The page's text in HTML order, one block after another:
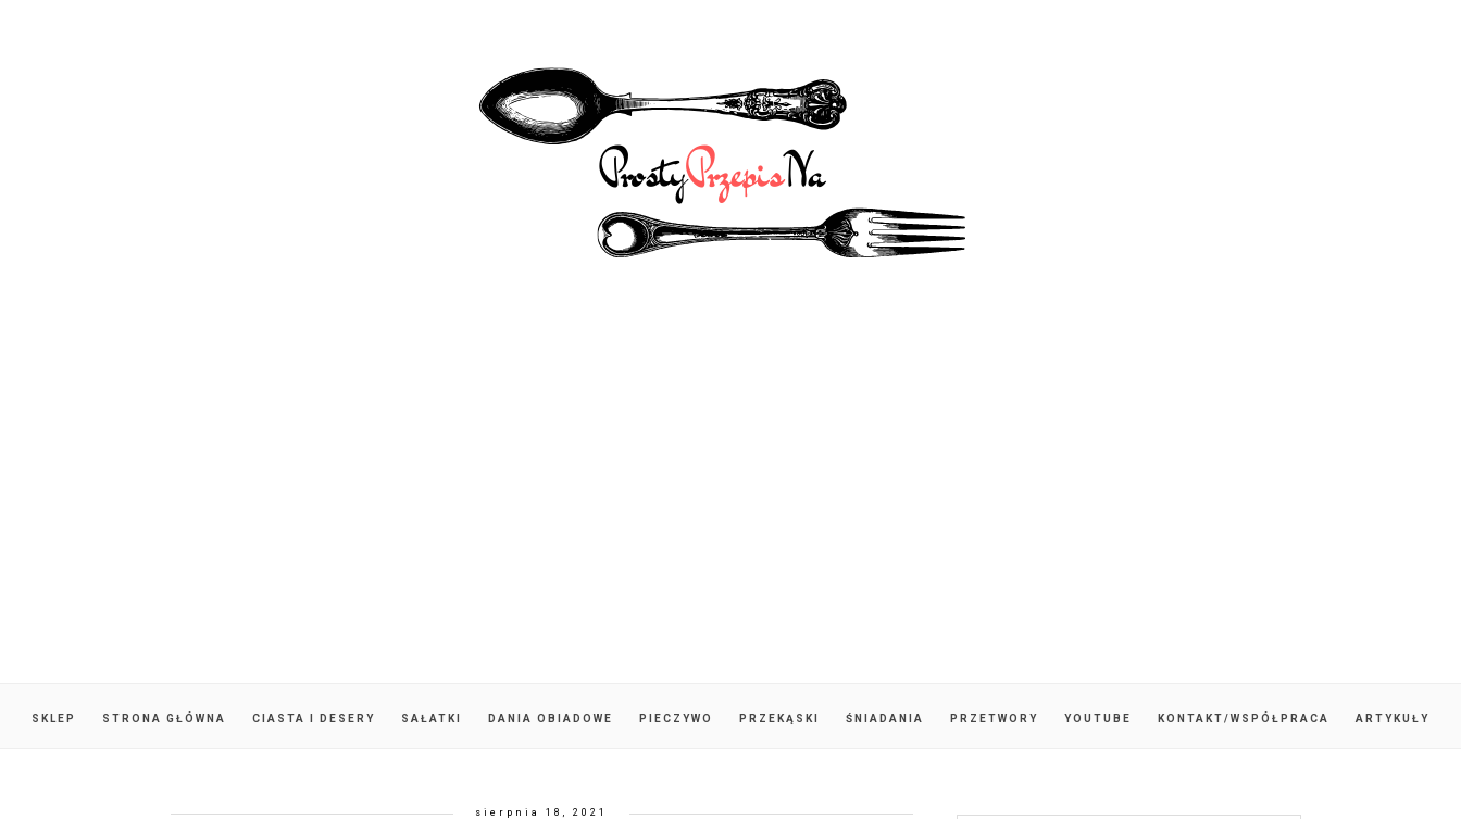
SKLEP STRONA GŁÓWNA CIASTA I DESERY SAŁATKI DANIA OBIADOWE PIECZYWO PRZEKĄSKI ŚNIADANIA PRZETWORY YOUTUBE KONTAKT/WSPÓŁPRACA ARTYKUŁY
sierpnia 18, 2021